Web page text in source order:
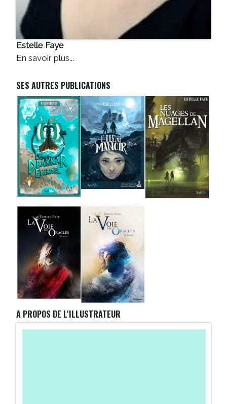
Estelle Faye
En savoir plus...
SES AUTRES PUBLICATIONS
A PROPOS DE L'ILLUSTRATEUR